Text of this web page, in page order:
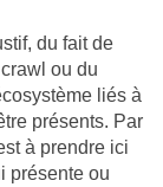
du fait de
ou du
liés à
présents. Par
à prendre ici
présente ou